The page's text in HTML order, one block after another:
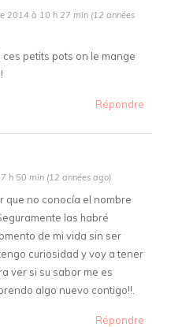
2014 à 10 h 27 min (12 années
ces petits pots on le mange
Répondre
h 50 min (12 années ago)
que no conocía el nombre
las habré
de mi vida sin ser
curiosidad y voy a tener
ver si su sabor me es
algo nuevo contigo!!.
Répondre